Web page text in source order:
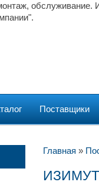
обслуживание.
Поставщики
Главная »
ИЗИМУТ